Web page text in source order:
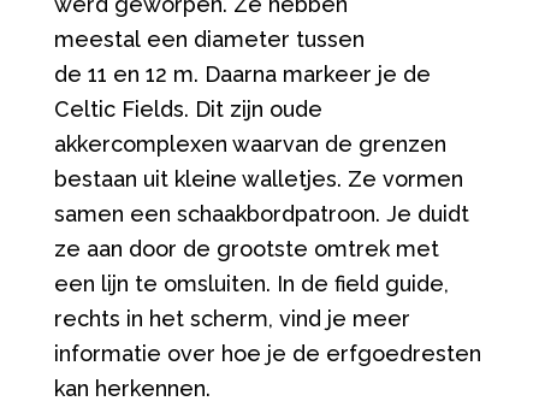
meestal een diameter tussen
de 11 en 12 m. Daarna markeer je de
Celtic Fields. Dit zijn oude
akkercomplexen waarvan de grenzen
bestaan uit kleine walletjes. Ze vormen
samen een schaakbordpatroon. Je duidt
ze aan door de grootste omtrek met
een lijn te omsluiten. In de field guide,
rechts in het scherm, vind je meer
informatie over hoe je de erfgoedresten
kan herkennen.